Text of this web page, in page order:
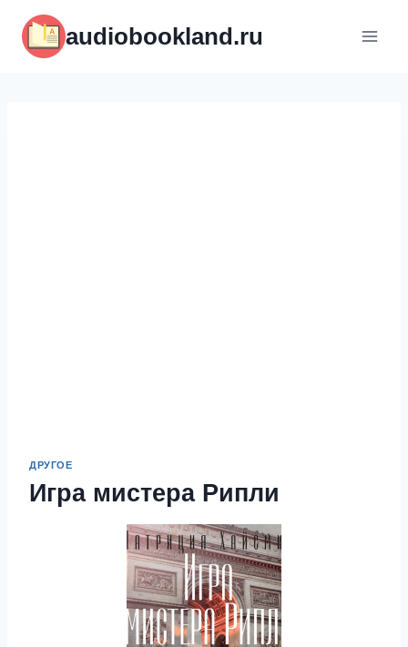
содержимому
audiobookland.ru
ДРУГОЕ
Игра мистера Рипли